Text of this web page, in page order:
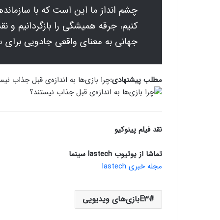
جهانی به معنای واقعی جادویی برای
مطلب پیشنهادی:چرا بازی‌ها به اندازه‌ی قبل جذاب
نقد فیلم پینوکیو
تماشا از یوتیوب lastech سینما
مجله خبری lastech
E3بازی‌های ویدیویی